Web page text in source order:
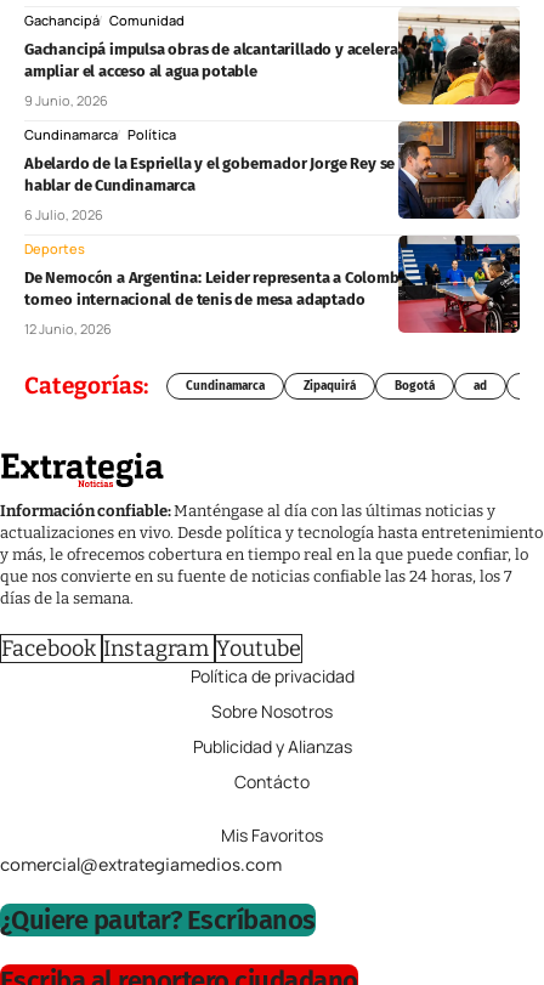
Gachancipá Comunidad
Gachancipá impulsa obras de alcantarillado y acelera proyectos para
ampliar el acceso al agua potable
9 Junio, 2026
Cundinamarca Política
Abelardo de la Espriella y el gobernador Jorge Rey se reúnen para
hablar de Cundinamarca
6 Julio, 2026
Deportes
De Nemocón a Argentina: Leider representa a Colombia en prestigioso
torneo internacional de tenis de mesa adaptado
12 Junio, 2026
Categorías: Cundinamarca Zipaquirá Bogotá ad
Información confiable:Manténgase al día con las últimas noticias y
actualizaciones en vivo. Desde política y tecnología hasta entretenimiento
y más, le ofrecemos cobertura en tiempo real en la que puede confiar, lo
que nos convierte en su fuente de noticias confiable las 24 horas, los 7
días de la semana.
Facebook Instagram Youtube
Política de privacidad
Sobre Nosotros
Publicidad y Alianzas
Contácto
Mis Favoritos
comercial@extrategiamedios.com
¿Quiere pautar? Escríbanos